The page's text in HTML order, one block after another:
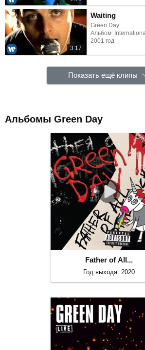
3:17
Waiting
Green Day
Альбом:
2001 год
Показать ещё клипы
Альбомы Green Day
Father of All...
Год выхода: 2020